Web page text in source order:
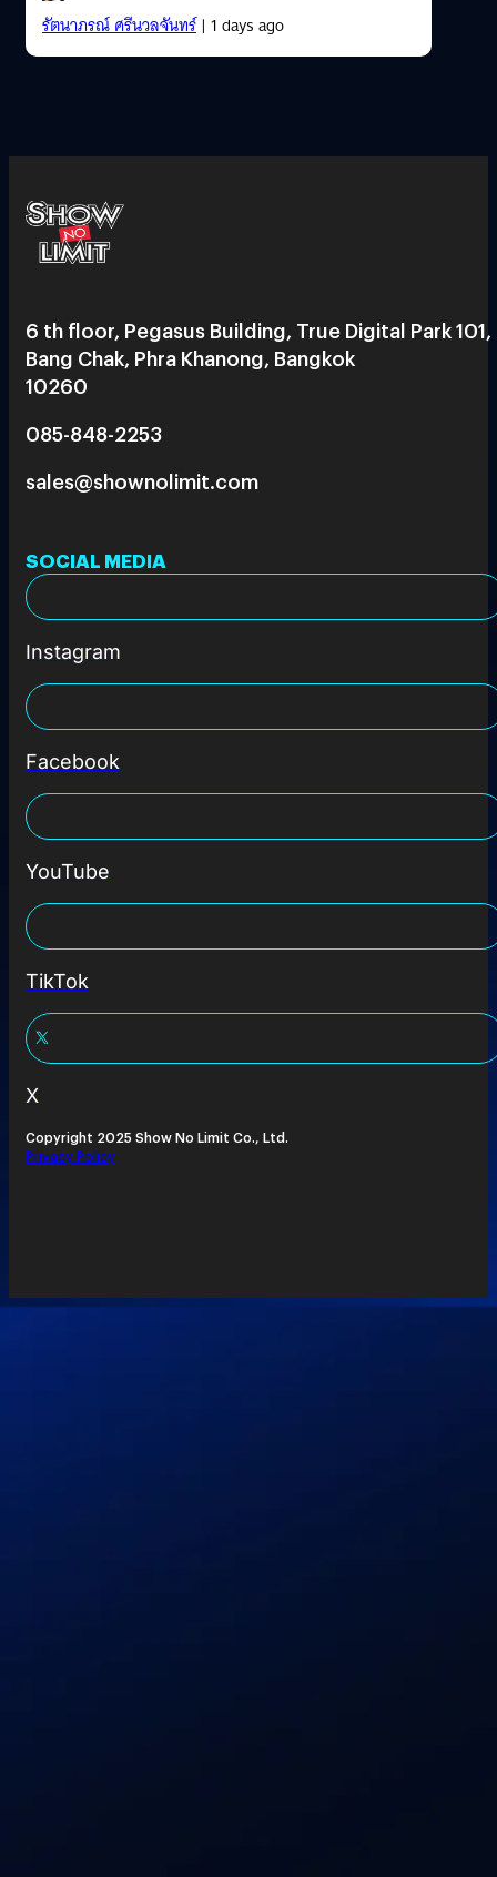
รัตนาภรณ์ ศรีนวลจันทร์| 1 days ago
6 th floor, Pegasus Building, True Digital Park 101,
Bang Chak, Phra Khanong, Bangkok
10260
085-848-2253
sales@shownolimit.com
SOCIAL MEDIA
Instagram
Facebook
YouTube
TikTok
X
Copyright 2025 Show No Limit Co., Ltd.
Privacy Policy